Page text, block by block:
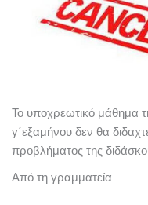
Το υποχρεωτικό μάθημα
γ΄εξαμήνου δεν θα
προβλήματος της
Από τη γραμματεία